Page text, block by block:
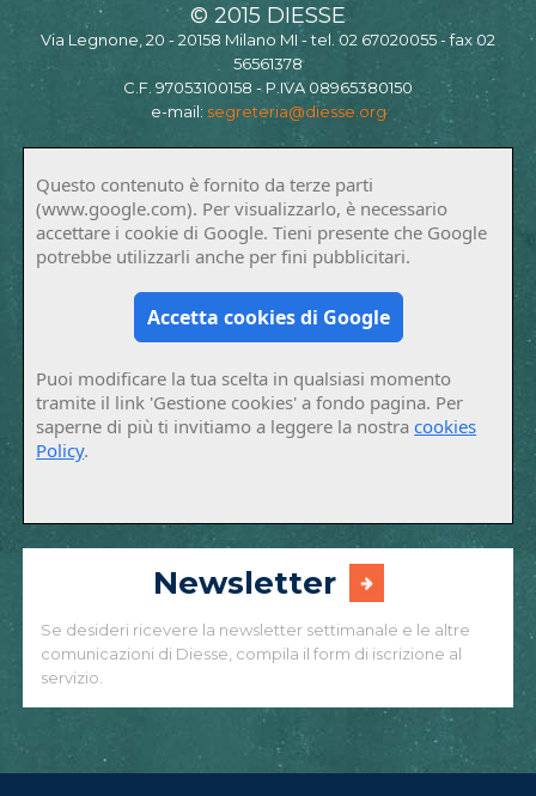
© 2015 DIESSE
Via Legnone, 20 - 20158 Milano MI - tel. 02 67020055 - fax 02
56561378
C.F. 97053100158 - P.IVA 08965380150
e-mail: segreteria@diesse.org
Questo contenuto è fornito da terze parti
(www.google.com). Per visualizzarlo, è necessario
accettare i cookie di Google. Tieni presente che Google
potrebbe utilizzarli anche per fini pubblicitari.
Accetta cookies di Google
Puoi modificare la tua scelta in qualsiasi momento
tramite il link 'Gestione cookies' a fondo pagina. Per
saperne di più ti invitiamo a leggere la nostracookies
Policy.
Newsletter
Se desideri ricevere la newsletter settimanale e le altre
comunicazioni di Diesse, compila il form di iscrizione al
servizio.